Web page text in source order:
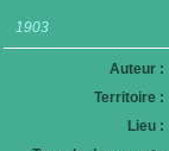
1903
Auteur :
Territoire :
Lieu :